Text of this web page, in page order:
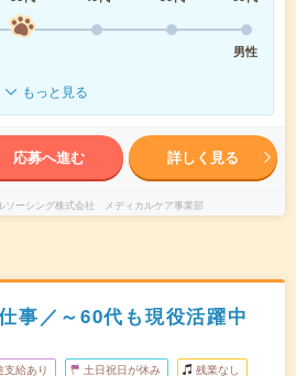
男性
もっと見る
応募へ進む 詳しく見る
ソーシング株式会社 メディカルケア事業部
事／～60代も現役活躍中
支給あり 土日祝日が休み 残業なし